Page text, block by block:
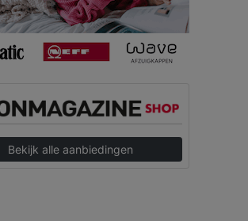
Bekijk alle aanbiedingen